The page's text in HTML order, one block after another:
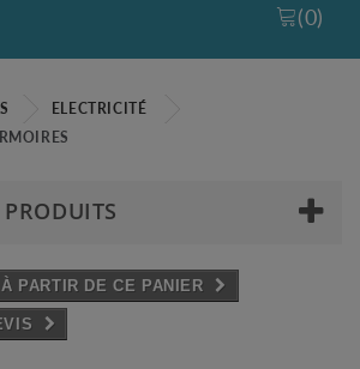
(0)
ELECTRICITÉ
PARTIR DE CE PANIER